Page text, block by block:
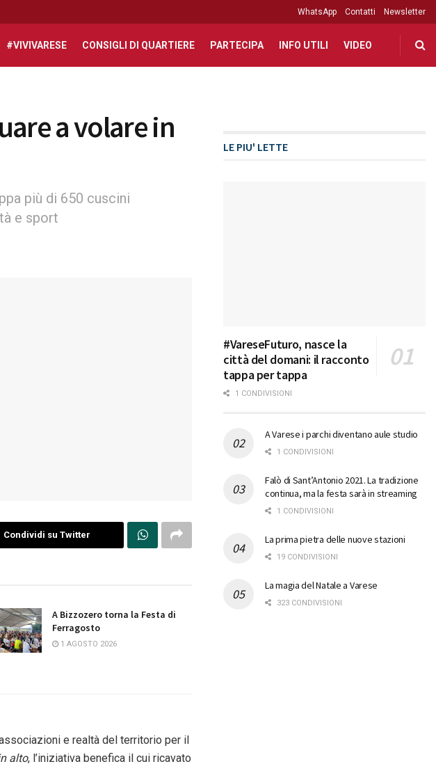
WhatsApp Contatti Newsletter
#VIVIVARESE CONSIGLI DI QUARTIERE PARTECIPA INFO UTILI VIDEO
a volare in
più di 650 cuscini
e sport
Condividi su Twitter
A Bizzozero torna la Festa di
Ferragosto
1 AGOSTO 2026
e realtà del territorio per il
alto, l’iniziativa benefica il cui ricavato
LE PIU' LETTE
#VareseFuturo, nasce la
città del domani: il racconto
tappa per tappa
1 CONDIVISIONI
A Varese i parchi diventano aule studio
1 CONDIVISIONI
Falò di Sant’Antonio 2021. La tradizione
continua, ma la festa sarà in streaming
1 CONDIVISIONI
La prima pietra delle nuove stazioni
19 CONDIVISIONI
La magia del Natale a Varese
323 CONDIVISIONI